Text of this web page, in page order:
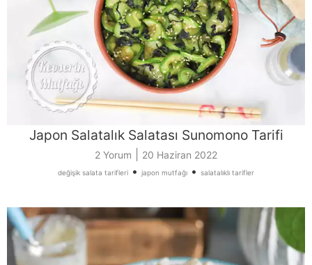
Japon Salatalık Salatası Sunomono Tarifi
2 Yorum 20 Haziran 2022
değişik salata tarifleri • japon mutfağı • salatalıklı tarifler